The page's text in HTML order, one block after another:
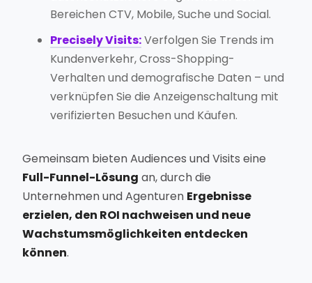
Bereichen CTV, Mobile, Suche und Social.
Precisely Visits:Verfolgen Sie Trends im
Kundenverkehr, Cross-Shopping-
Verhalten und demografische Daten – und
verknüpfen Sie die Anzeigenschaltung mit
verifizierten Besuchen und Käufen.
Gemeinsam bieten Audiences und Visits eine
Full-Funnel-Lösung an, durch die
Unternehmen und Agenturen Ergebnisse
erzielen, den ROI nachweisen und neue
Wachstumsmöglichkeiten entdecken
können.